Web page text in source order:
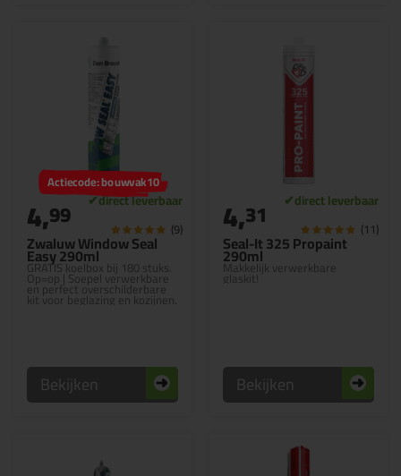
Zwaluw Window Seal
Easy 290ml
GRATIS koelbox bij 180 stuks.
Op=op | Soepel verwerkbare
en perfect overschilderbare
kit voor beglazing en kozijnen.
Actiecode: bouwvak10
4,99 (9)
Bekijken
Seal-It 325 Propaint
290ml
Makkelijk verwerkbare
glaskit!
4,31 (11)
Bekijken